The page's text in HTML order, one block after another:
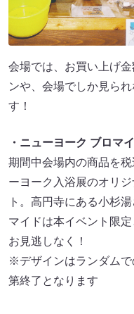
会場では、お買い上げ
ンや、会場でしか見ら
す！
・ニューヨーク ブロマ
期間中会場内の商品を
ーヨーク入浴展のオリ
ト。高円寺にある小杉
マイドは本イベント限
お見逃しなく！
※デザインはランダム
第終了となります